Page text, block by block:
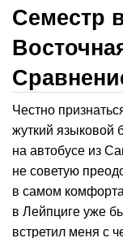
Семестр
Честно
жуткий языковой
на автобусе из
не советую
в самом
в Лейпциге уже
встретил меня с